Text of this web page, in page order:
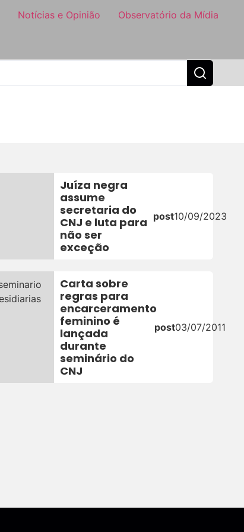
Notícias e Opinião Observatório da Mídia
Juíza negra
assume
secretaria do
CNJ e luta para
não ser
exceção
post10/09/2023
Carta sobre
regras para
encarceramento
feminino é
lançada
durante
seminário do
CNJ
post03/07/2011